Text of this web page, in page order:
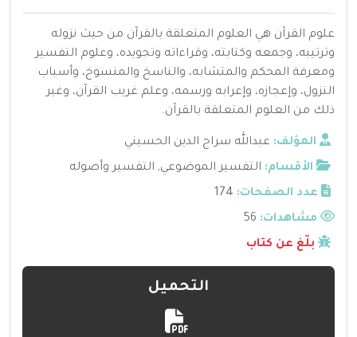
علوم القرآن هي العلوم المتعلقة بالقرآن من حيث نزوله
وترتيبه، وجمعه وكتابته، وقراءاته وتجويده، وعلوم التفسير
ومعرفة المحكم والمتشابه، والناسخ والمنسوخ، وأسباب
النزول، وإعجازه، وإعرابه ورسمه، وعلم غريب القرآن، وغير
ذلك من العلوم المتعلقة بالقرآن.
المؤلف: عبدالله سراج الدين الحسيني
الأقسام: التفسير الموضوعي, التفسير وأصوله
عدد الصفحات: 174
مشاهدات:
بلّغ عن كتاب
التحميل